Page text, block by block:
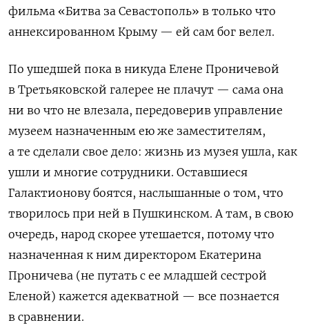
фильма «Битва за Севастополь» в только что
аннексированном Крыму — ей сам бог велел.
По ушедшей пока в никуда Елене Проничевой
в Третьяковской галерее не плачут — сама она
ни во что не влезала, передоверив управление
музеем назначенным ею же заместителям,
а те сделали свое дело: жизнь из музея ушла, как
ушли и многие сотрудники. Оставшиеся
Галактионову боятся, наслышанные о том, что
творилось при ней в Пушкинском. А там, в свою
очередь, народ скорее утешается, потому что
назначенная к ним директором Екатерина
Проничева (не путать с ее младшей сестрой
Еленой) кажется адекватной — все познается
в сравнении.